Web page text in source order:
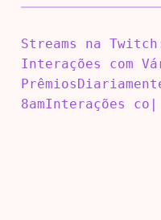
para
conteúdo
Streams na
Interações com
Prêmios
8amInterações com